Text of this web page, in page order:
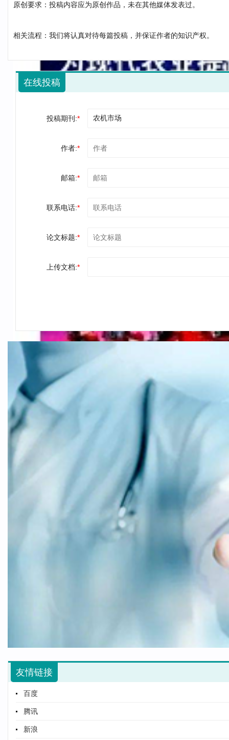
原创要求：投稿内容应为原创作品，未在其他媒体发表过。
相关流程：我们将认真对待每篇投稿，并保证作者的知识产权。
在线投稿
投稿期刊:*
作者:*
邮箱:*
联系电话:*
论文标题:*
上传文档:*
友情链接
百度
腾讯
新浪